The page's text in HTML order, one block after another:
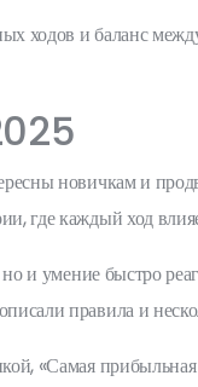
ходов и баланс
новичкам и
где каждый ход
но и умение быстро
правила и
«Самая